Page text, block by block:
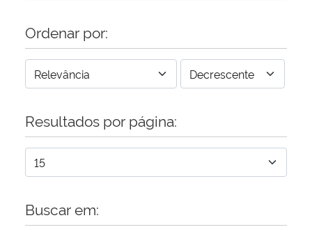
Ordenar por:
Resultados por página:
Buscar em: